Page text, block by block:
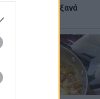
που έγιναν ξανά
ατύχημα